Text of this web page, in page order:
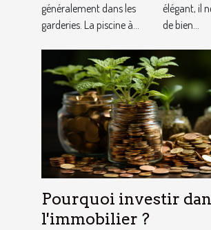
généralement dans les
garderies. La piscine à...
élégant, il
de bien...
Pourquoi investir
l'immobilier ?